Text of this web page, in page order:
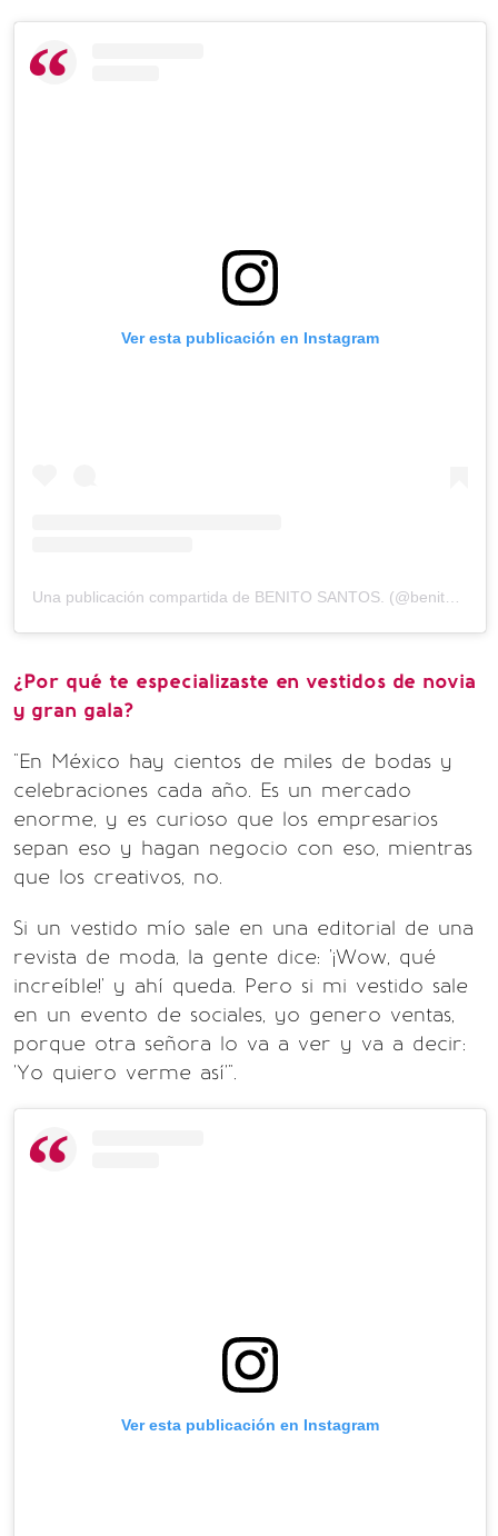
Ver esta publicación en Instagram
¿Por qué te especializaste en vestidos de novia
y gran gala?
"En México hay cientos de miles de bodas y
celebraciones cada año. Es un mercado
enorme, y es curioso que los empresarios
sepan eso y hagan negocio con eso, mientras
que los creativos, no.
Si un vestido mío sale en una editorial de una
revista de moda, la gente dice: '¡Wow, qué
increíble!' y ahí queda. Pero si mi vestido sale
en un evento de sociales, yo genero ventas,
porque otra señora lo va a ver y va a decir:
'Yo quiero verme así'".
Ver esta publicación en Instagram